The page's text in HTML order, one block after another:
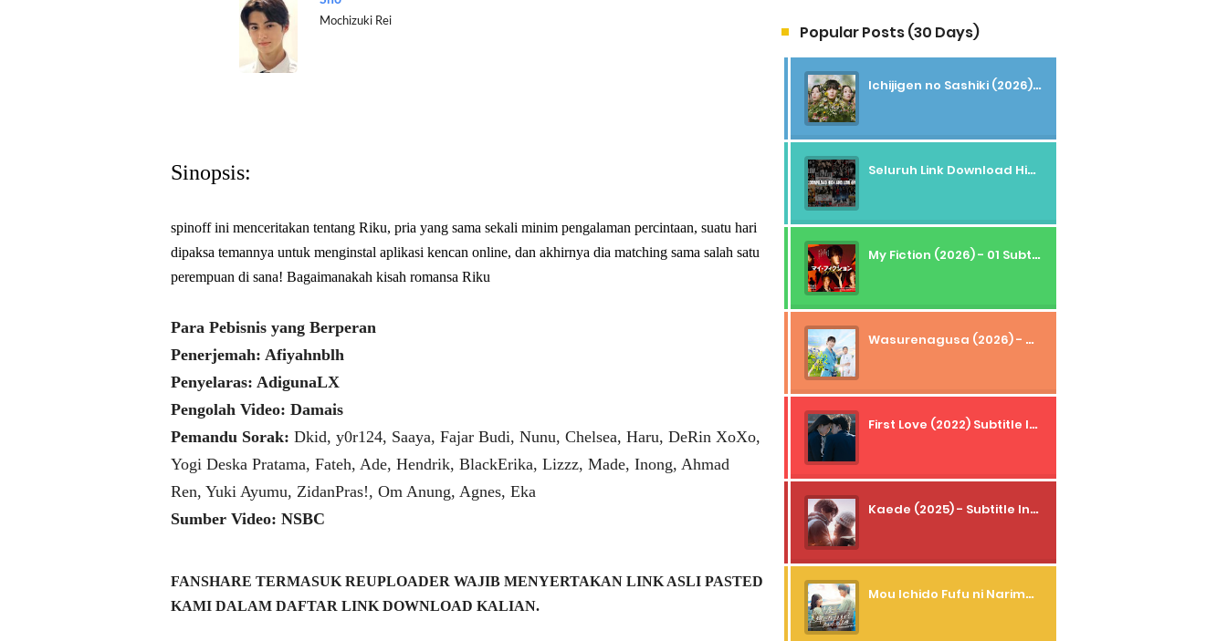
Mochizuki Rei
Sinopsis:
spinoff ini menceritakan tentang Riku, pria yang sama sekali minim pengalaman percintaan, suatu hari
dipaksa temannya untuk menginstal aplikasi kencan online, dan akhirnya dia matching sama salah satu
perempuan di sana! Bagaimanakah kisah romansa Riku
Para Pebisnis yang Berperan
Penerjemah: Afiyahnblh
Penyelaras: AdigunaLX
Pengolah Video: Damais
Pemandu Sorak: Dkid, y0r124, Saaya, Fajar Budi, Nunu, Chelsea, Haru, DeRin XoXo,
Yogi Deska Pratama, Fateh, Ade, Hendrik, BlackErika, Lizzz, Made, Inong, Ahmad
Ren, Yuki Ayumu, ZidanPras!, Om Anung, Agnes, Eka
Sumber Video: NSBC
FANSHARE TERMASUK REUPLOADER WAJIB MENYERTAKAN LINK ASLI PASTED
KAMI DALAM DAFTAR LINK DOWNLOAD KALIAN.
Popular Posts (30 Days)
Ichijigen no Sashiki (2026) - 01 Subtitle Indonesia
Seluruh Link Download High And Low Subtitle Indonesia
My Fiction (2026) - 01 Subtitle Indonesia
Wasurenagusa (2026) - 01+02 Subtitle Indonesia
First Love (2022) Subtitle Indonesia + Tanpa Iklan + Streaming + 1080p
Kaede (2025) - Subtitle Indonesia
Mou Ichido Fufu ni Narimasu ka? (2026) - 01 Subtitle Indonesia